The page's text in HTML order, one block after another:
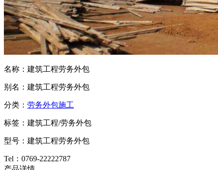
名称：建筑工程劳务外包
别名：建筑工程劳务外包
分类： 劳务外包施工
标签：建筑工程/劳务外包
型号：建筑工程劳务外包
Tel：0769-22222787